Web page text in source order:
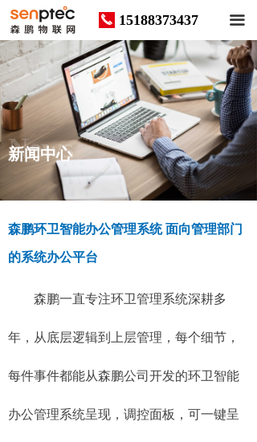
끀
끅 15188373437
森鹏环卫智能办公管理系统 面向管理部门
的系统办公平台
森鹏一直专注环卫管理系统深耕多
年，从底层逻辑到上层管理，每个细节，
每件事件都能从森鹏公司开发的环卫智能
办公管理系统呈现，调控面板，可一键呈
News
新闻中心